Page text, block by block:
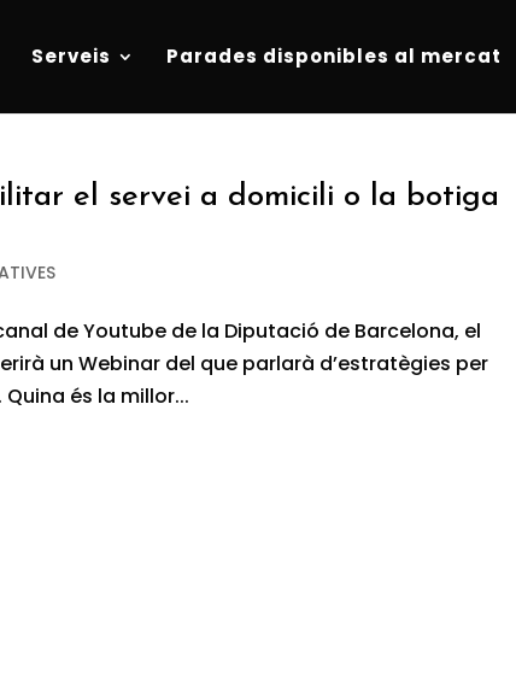
Serveis Parades disponibles al mercat
el servei a domicili o la botiga
de Youtube de la Diputació de Barcelona, el
un Webinar del que parlarà d’estratègies per
és la millor...